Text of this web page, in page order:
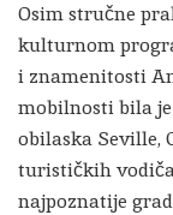
Osim stručne
kulturnom
i znamenitosti
mobilnosti bila
obilaska Seville,
turističkih
najpoznatije